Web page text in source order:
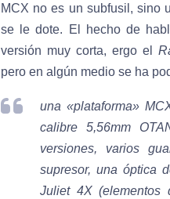
MCX no es un subfusil, sino
se le dote. El hecho de
versión muy corta, ergo el
pero en algún medio se ha
una «plataforma»
calibre 5,56mm
versiones, varios
supresor, una óptica
Juliet 4X (elementos